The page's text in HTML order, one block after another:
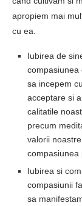
apropiem mai
cu ea.
Iubirea de
compasiunea
sa incepem
acceptare si
calitatile
precum
valorii
compasiunea
Iubirea si
compasiunii
sa